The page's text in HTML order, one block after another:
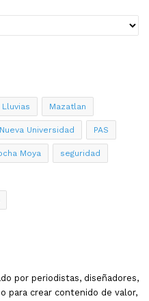
Lluvias Mazatlan
Nueva Universidad PAS
Moya seguridad
por periodistas, diseñadores,
para crear contenido de valor,